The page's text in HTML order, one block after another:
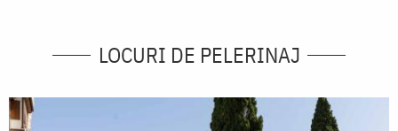
LOCURI DE PELERINAJ